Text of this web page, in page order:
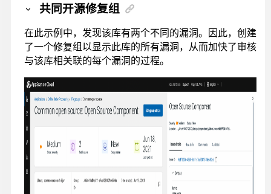
共同开源修复组
在此示例中，发现该库有两个不同的漏洞。因此，创建
了一个修复组以显示此库的所有漏洞，从而加快了审核
与该库相关联的每个漏洞的过程。